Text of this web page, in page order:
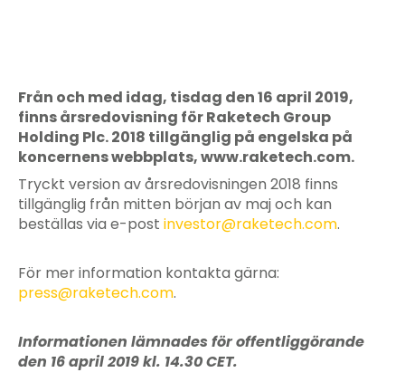
Från och med idag, tisdag den 16 april 2019,
finns årsredovisning för Raketech Group
Holding Plc. 2018 tillgänglig på engelska på
koncernens webbplats, www.raketech.com.
Tryckt version av årsredovisningen 2018 finns
tillgänglig från mitten början av maj och kan
beställas via e-post investor@raketech.com.
För mer information kontakta gärna:
press@raketech.com.
Informationen lämnades för offentliggörande
den 16 april 2019 kl. 14.30 CET.